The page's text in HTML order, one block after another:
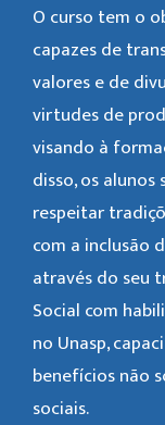
O curso tem o
capazes de
valores e de
virtudes de
visando à
disso, os
respeitar
com a inclusão
através do seu
Social com
no Unasp,
benefícios não
sociais.